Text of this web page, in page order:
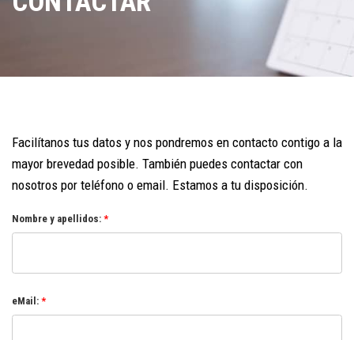
Facilítanos tus datos y nos pondremos en contacto contigo a la
mayor brevedad posible. También puedes contactar con
nosotros por teléfono o email. Estamos a tu disposición.
Nombre y apellidos: *
eMail: *